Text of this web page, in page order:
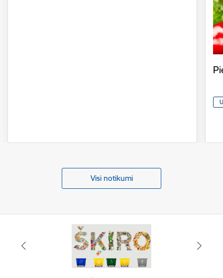
Visi notikumi